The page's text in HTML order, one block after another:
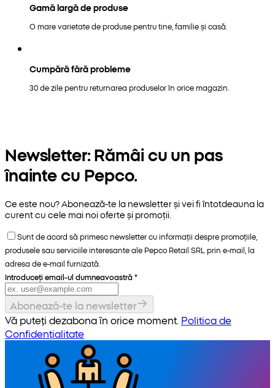
Gamă largă de produse
O mare varietate de produse pentru tine, familie și casă.
Cumpără fără probleme
30 de zile pentru returnarea produselor în orice magazin.
Newsletter: Rămâi cu un pas
înainte cu Pepco.
Ce este nou? Abonează-te la newsletter și vei fi întotdeauna la
curent cu cele mai noi oferte și promoții.
Sunt de acord să primesc newsletter cu informații despre promoțiile,
produsele sau serviciile interesante ale Pepco Retail SRL prin e-mail, la
adresa de e-mail furnizată.
Introduceți email-ul dumneavoastră *
Abonează-te la newsletter
Vă puteți dezabona în orice moment. Politica de
Confidențialitate